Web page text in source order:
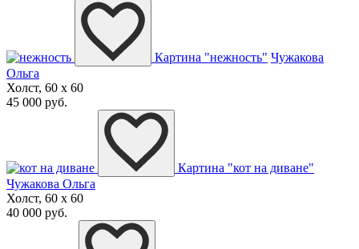
Картина "нежность" Чужакова
Ольга
Холст, 60 x 60
45 000 руб.
Картина "кот на диване"
Чужакова Ольга
Холст, 60 x 60
40 000 руб.